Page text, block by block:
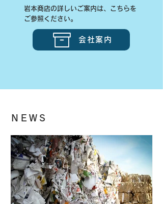
岩本商店の詳しいご案内は、こちらを
ご参照ください。
会社案内
​ＮＥＷＳ